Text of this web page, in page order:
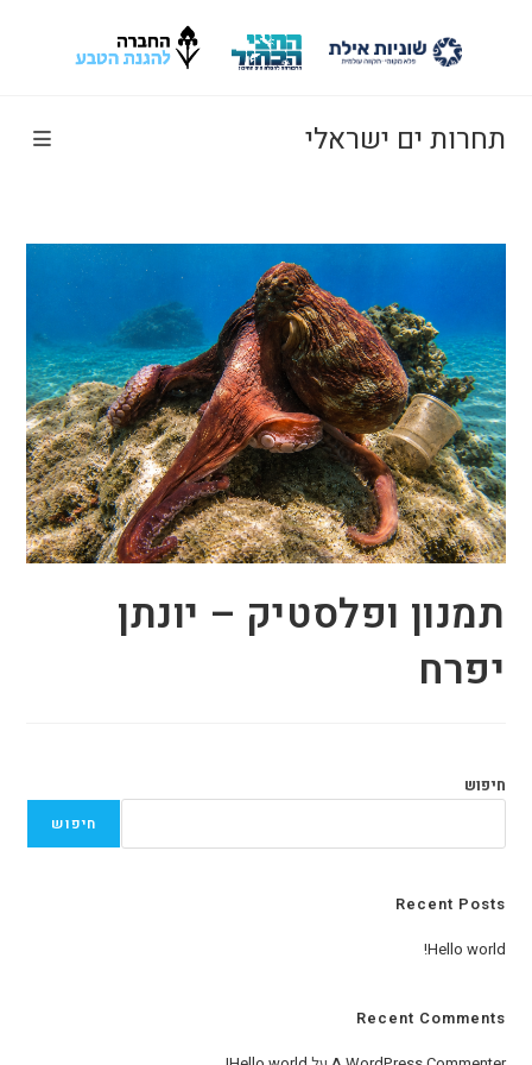
תחרות ים ישראלי
תמנון ופלסטיק – יונתן
יפרח
חיפוש
חיפוש
Recent Posts
Hello world!
Recent Comments